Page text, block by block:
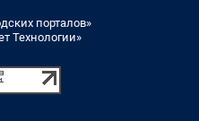
порталов»
Технологии»